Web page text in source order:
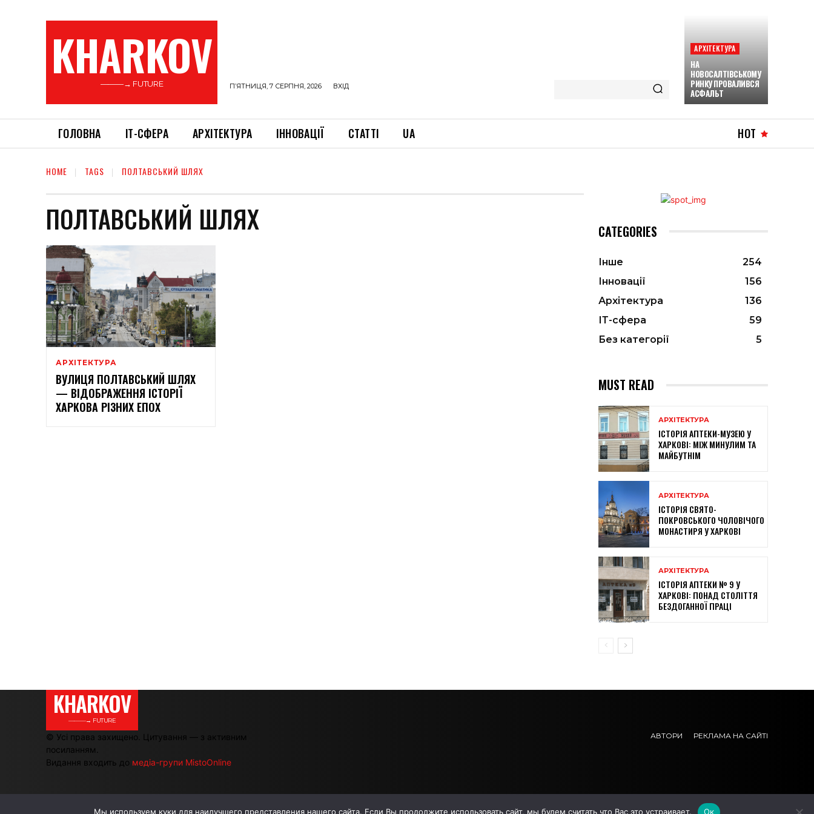
KHARKOV
———→ FUTURE П’ЯТНИЦЯ, 7 СЕРПНЯ, 2026 ВХІД
АРХІТЕКТУРА
НА
НОВОСАЛТІВСЬКОМУ
РИНКУ ПРОВАЛИВСЯ
АСФАЛЬТ
ГОЛОВНА ІТ-СФЕРА АРХІТЕКТУРА ІННОВАЦІЇ СТАТТІ UA HOT
HOME TAGS ПОЛТАВСЬКИЙ ШЛЯХ
ПОЛТАВСЬКИЙ ШЛЯХ
АРХІТЕКТУРА
ВУЛИЦЯ ПОЛТАВСЬКИЙ ШЛЯХ
— ВІДОБРАЖЕННЯ ІСТОРІЇ
ХАРКОВА РІЗНИХ ЕПОХ
CATEGORIES
Інше
254
Інновації
156
Архітектура
136
ІТ-сфера
59
Без категорії
5
MUST READ
АРХІТЕКТУРА
ІСТОРІЯ АПТЕКИ-МУЗЕЮ У
ХАРКОВІ: МІЖ МИНУЛИМ ТА
МАЙБУТНІМ
АРХІТЕКТУРА
ІСТОРІЯ СВЯТО-
ПОКРОВСЬКОГО ЧОЛОВІЧОГО
МОНАСТИРЯ У ХАРКОВІ
АРХІТЕКТУРА
ІСТОРІЯ АПТЕКИ № 9 У
ХАРКОВІ: ПОНАД СТОЛІТТЯ
БЕЗДОГАННОЇ ПРАЦІ
KHARKOV
———→ FUTURE
© Усі права захищено. Цитування — з активним
посиланням.
Видання входить до медіа-групи MistoOnline
АВТОРИ РЕКЛАМА НА САЙТІ
Мы используем куки для наилучшего представления нашего сайта. Если Вы продолжите использовать сайт, мы будем считать что Вас это устраивает. Ок